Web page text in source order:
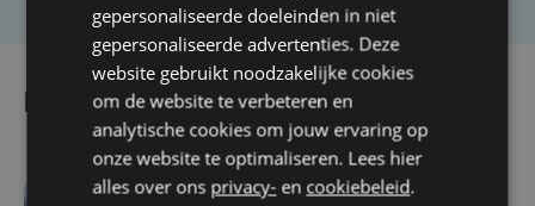
Lees ook
gepersonaliseerde doeleinden in niet
gepersonaliseerde advertenties. Deze
website gebruikt noodzakelijke cookies
om de website te verbeteren en
analytische cookies om jouw ervaring op
onze website te optimaliseren. Lees hier
alles over ons privacy- en cookiebeleid.